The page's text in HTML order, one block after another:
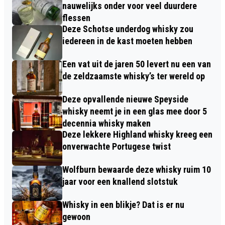
nauwelijks onder voor veel duurdere
flessen
Deze Schotse underdog whisky zou
iedereen in de kast moeten hebben
Een vat uit de jaren 50 levert nu een van
de zeldzaamste whisky’s ter wereld op
Deze opvallende nieuwe Speyside
whisky neemt je in een glas mee door 5
decennia whisky maken
Deze lekkere Highland whisky kreeg een
onverwachte Portugese twist
Wolfburn bewaarde deze whisky ruim 10
jaar voor een knallend slotstuk
Whisky in een blikje? Dat is er nu
gewoon